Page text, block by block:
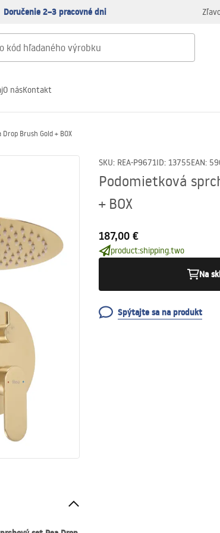
Doručenie 2–3 pracovné dni
O násKontakt
Brush Gold + BOX
SKU: REA-P9671ID: 13755EAN:
Podomietková
+ BOX
187,00 €
product:shipping.two
Na
Spýtajte sa na produkt